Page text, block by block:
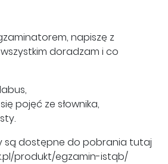
napiszę z
doradzam i co
pojęć ze słownika,
są dostępne do pobrania tutaj
produkt/egzamin-istqb/